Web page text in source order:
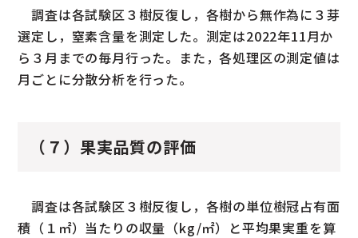
調査は各試験区３樹反復し，各樹から無作為に３芽
選定し，窒素含量を測定した。測定は2022年11月か
ら３月までの毎月行った。また，各処理区の測定値は
月ごとに分散分析を行った。
（７）果実品質の評価
調査は各試験区３樹反復し，各樹の単位樹冠占有面
積（１㎡）当たりの収量（kg/㎡）と平均果実重を算